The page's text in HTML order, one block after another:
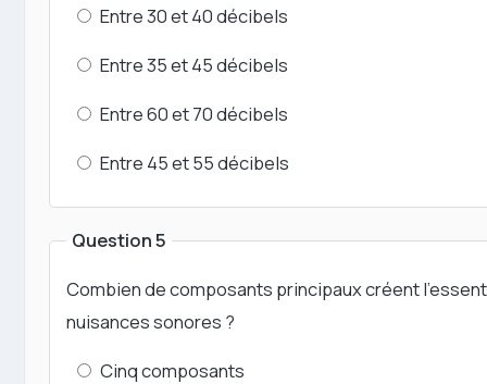
Entre 30 et 40 décibels
Entre 35 et 45 décibels
Entre 60 et 70 décibels
Entre 45 et 55 décibels
Question 5
Combien de composants principaux créent
nuisances sonores ?
Cinq composants